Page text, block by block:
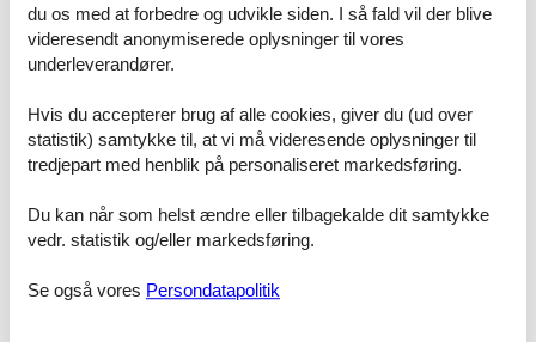
Skulle du sidde tilbage med spørgsmål eller specielle ønsker i
forbindelse med din søgning efter et sommerhus på Læsø med
havudsigt, er du meget velkommen til at kontakte os. Send en mail
Fantastisk brugervenlig hjemmeside. Min foretrukne
informativ. Nem at navigere rundt i. Kan let finde lige
nøjagtig de informationer, jeg har brug for.
positive oplevelser med Feline.
du os med at forbedre og udvikle siden. I så fald vil der blive
videresendt anonymiserede oplysninger til vores
underleverandører.
Hvis du accepterer brug af alle cookies, giver du (ud over
statistik) samtykke til, at vi må videresende oplysninger til
tredjepart med henblik på personaliseret markedsføring.
Du kan når som helst ændre eller tilbagekalde dit samtykke
vedr. statistik og/eller markedsføring.
Se også vores Persondatapolitik